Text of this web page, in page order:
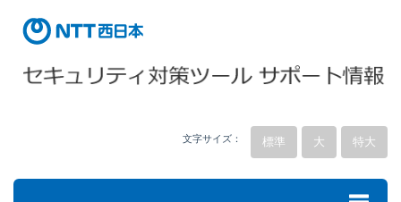
文字サイズ： 標準 大 特大